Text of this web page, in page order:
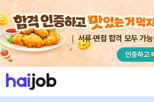
서류·면접 합격 모두 가능
채용공고 자소서 자유항목 자소서 내 작성목록
SK AX 즐겨찾기
SK AX 신입사원 채용